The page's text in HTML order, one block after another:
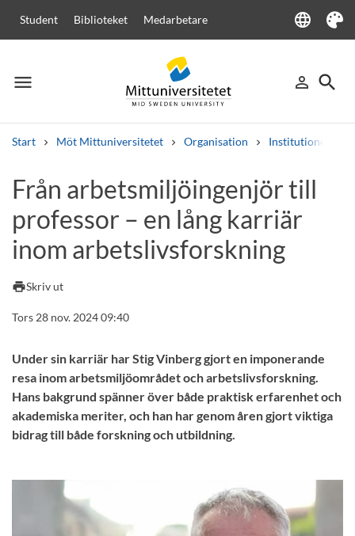
Student Biblioteket Medarbetare language
Language
Tema
menu
Meny person_outline
Logga in
search
Sök
Start Möt Mittuniversitetet Organisation Institutioner
Andra söktjänster
Kurser och programKursplaner Välkomstbrev Personal
Från arbetsmiljöingenjör till
professor – en lång karriär
inom arbetslivsforskning
printSkriv ut
Tors 28 nov. 2024 09:40
Under sin karriär har Stig Vinberg gjort en imponerande
resa inom arbetsmiljöområdet och arbetslivsforskning.
Hans bakgrund spänner över både praktisk erfarenhet och
akademiska meriter, och han har genom åren gjort viktiga
bidrag till både forskning och utbildning.